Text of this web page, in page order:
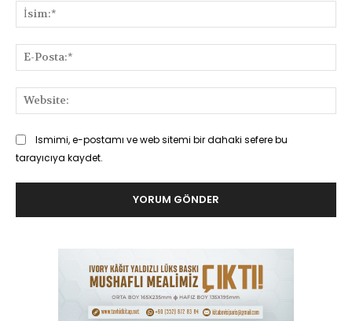
Ismimi, e-postamı ve web sitemi bir dahaki sefere bu
tarayıcıya kaydet.